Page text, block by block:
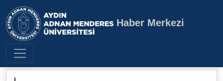
Aydın Adnan Menderes
Haber Merkezi